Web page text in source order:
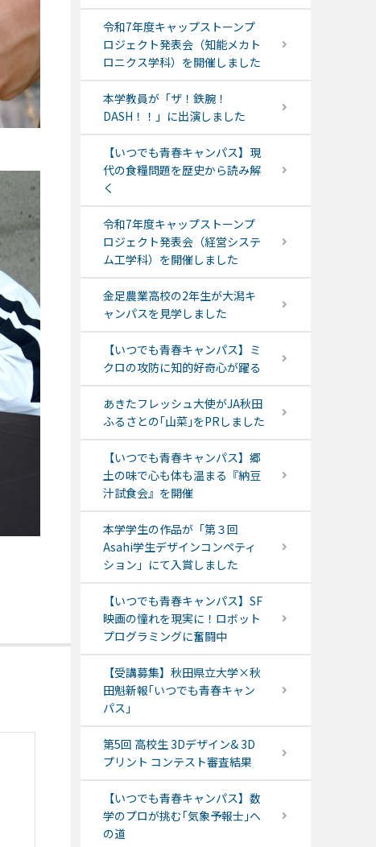
令和7年度キャップストーンプ
ロジェクト発表会（知能メカト
ロニクス学科）を開催しました
本学教員が「ザ！鉄腕！
DASH！！」に出演しました
【いつでも青春キャンパス】現
代の食糧問題を歴史から読み解
く
令和7年度キャップストーンプ
ロジェクト発表会（経営システ
ム工学科）を開催しました
金足農業高校の2年生が大潟キ
ャンパスを見学しました
【いつでも青春キャンパス】ミ
クロの攻防に知的好奇心が躍る
あきたフレッシュ大使がJA秋田
ふるさとの｢山菜｣をPRしました
【いつでも青春キャンパス】郷
土の味で心も体も温まる『納豆
汁試食会』を開催
本学学生の作品が「第３回
Asahi学生デザインコンペティ
ション」にて入賞しました
【いつでも青春キャンパス】SF
映画の憧れを現実に！ロボット
プログラミングに奮闘中
【受講募集】秋田県立大学×秋
田魁新報｢いつでも青春キャン
パス｣
第5回 高校生 3Dデザイン& 3D
プリント コンテスト審査結果
【いつでも青春キャンパス】数
学のプロが挑む｢気象予報士｣へ
の道